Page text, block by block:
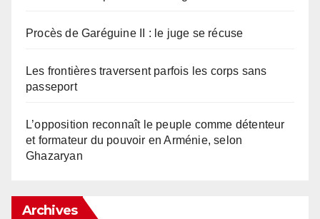
Procès de Garéguine II : le juge se récuse
Les frontières traversent parfois les corps sans
passeport
L’opposition reconnaît le peuple comme détenteur
et formateur du pouvoir en Arménie, selon
Ghazaryan
Archives